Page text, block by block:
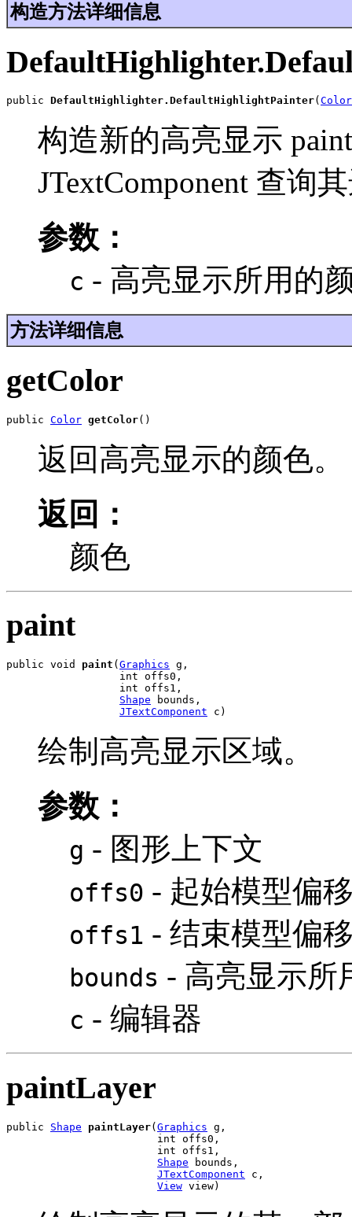
构造方法详细信息
public DefaultHighlighter.DefaultHighlightPainter( Color
构造新的高亮显示
JTextComponent 查询
参数：
c - 高亮显示所用的
方法详细信息
getColor
public Color getColor()
返回高亮显示的颜色。
返回：
颜色
paint
public void paint ( Graphics g,
                  int offs0,
                  int offs1,
Shape bounds,
JTextComponent c)
绘制高亮显示区域。
参数：
g - 图形上下文
offs0 - 起始模型偏
offs1 - 结束模型偏
bounds - 高亮显示所
c - 编辑器
paintLayer
public Shape paintLayer(Graphics g,
                        int offs0,
                        int offs1,
Shape bounds,
JTextComponent c,
View view)